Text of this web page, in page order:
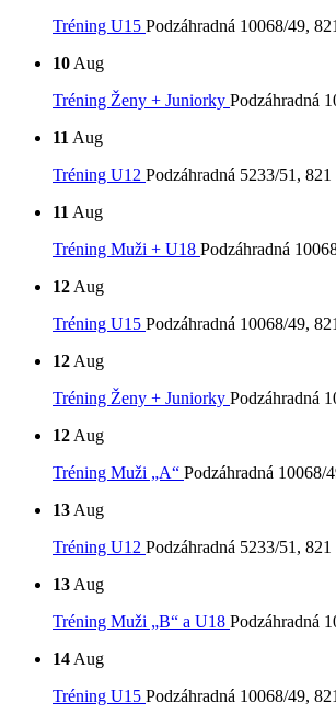
Tréning U15 Podzáhradná 10068/49,
10Aug
Tréning Ženy + Juniorky Podzáhradná
11Aug
Tréning U12 Podzáhradná 5233/51,
11Aug
Tréning Muži + U18 Podzáhradná
12Aug
Tréning U15 Podzáhradná 10068/49,
12Aug
Tréning Ženy + Juniorky Podzáhradná
12Aug
Tréning Muži „A“ Podzáhradná 10068/
13Aug
Tréning U12 Podzáhradná 5233/51,
13Aug
Tréning Muži „B“ a U18 Podzáhradná
14Aug
Tréning U15 Podzáhradná 10068/49,